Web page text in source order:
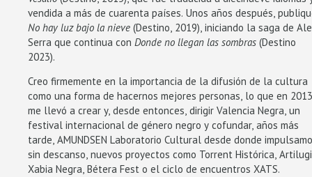
vendida a más de cuarenta países. Unos años después,
No hay luz bajo la nieve (Destino, 2019), iniciando la saga de
Serra que continua con Donde no llegan las sombras (Destino
2023).
Creo firmemente en la importancia de la difusión de la cultura
como una forma de hacernos mejores personas, lo que en 2013
me llevó a crear y, desde entonces, dirigir Valencia Negra, un
festival internacional de género negro y cofundar, años más
tarde, AMUNDSEN Laboratorio Cultural desde donde
sin descanso, nuevos proyectos como Torrent Histórica,
Xabia Negra, Bétera Fest o el ciclo de encuentros XATS.